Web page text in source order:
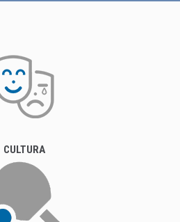
CULTURA